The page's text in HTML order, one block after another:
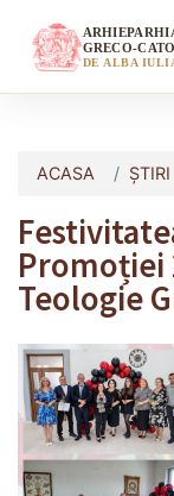
GRECO-
DE ALBA
ACASA ȘTIRI
Promoției
Teologie